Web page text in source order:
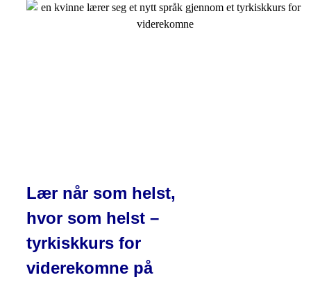
Lær når som helst,
hvor som helst –
tyrkiskkurs for
viderekomne på